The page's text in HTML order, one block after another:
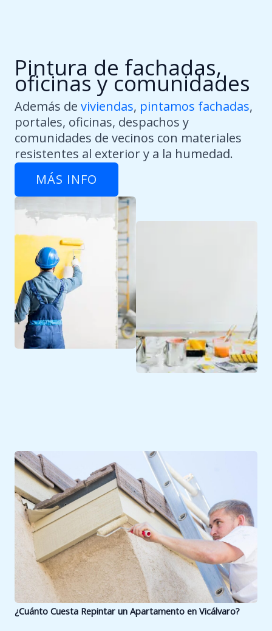
Pintura de fachadas,
oficinas y comunidades
Además de viviendas, pintamos fachadas,
portales, oficinas, despachos y
comunidades de vecinos con materiales
resistentes al exterior y a la humedad.
MÁS INFO
¿Cuánto Cuesta Repintar un Apartamento en Vicálvaro?